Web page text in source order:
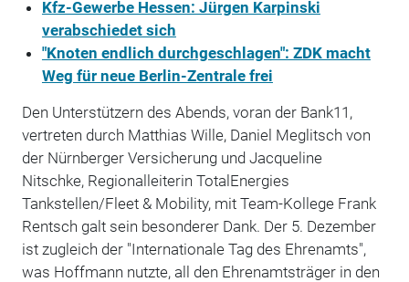
Kfz-Gewerbe Hessen: Jürgen Karpinski
verabschiedet sich
"Knoten endlich durchgeschlagen": ZDK macht
Weg für neue Berlin-Zentrale frei
Den Unterstützern des Abends, voran der Bank11,
vertreten durch Matthias Wille, Daniel Meglitsch von
der Nürnberger Versicherung und Jacqueline
Nitschke, Regionalleiterin TotalEnergies
Tankstellen/Fleet & Mobility, mit Team-Kollege Frank
Rentsch galt sein besonderer Dank. Der 5. Dezember
ist zugleich der "Internationale Tag des Ehrenamts",
was Hoffmann nutzte, all den Ehrenamtsträger in den